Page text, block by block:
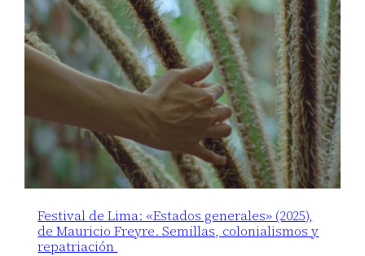
Festival de Lima: «Estados generales» (2025),
de Mauricio Freyre. Semillas, colonialismos y
repatriación